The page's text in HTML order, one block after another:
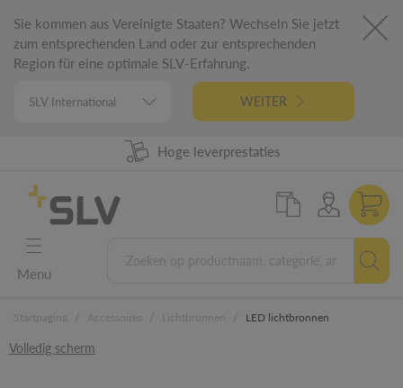
Sie kommen aus Vereinigte Staaten? Wechseln Sie jetzt
zum entsprechenden Land oder zur entsprechenden
Region für eine optimale SLV-Erfahrung.
WEITER
98% uit voorraad leverbaar
Hoge leverprestaties
5 jaar garantie
German Engineering
Menu
LED lichtbronnen
Volledig scherm